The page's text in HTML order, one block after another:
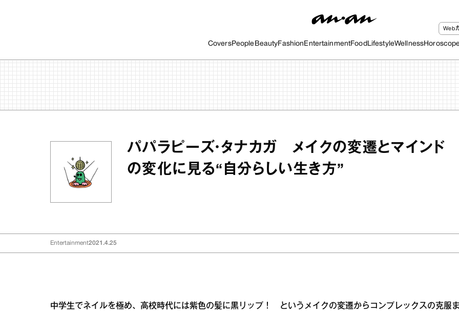
CoversPeople BeautyFashion EntertainmentFood LifestyleWellness
Web
パパラピーズ・タナカガ メイクの変遷とマインド
の変化に見る“自分らしい生き方”
Entertainment2021.4.25
中学生でネイルを極め、高校時代には紫色の髪に黒リップ！ というメイクの変遷からコンプレックスの克服